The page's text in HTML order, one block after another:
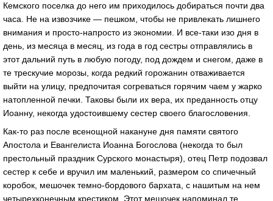
Кемского поселка до него им приходилось добираться почти два
часа. Не на извозчике — пешком, чтобы не привлекать лишнего
внимания и просто-напросто из экономии. И все-таки изо дня в
день, из месяца в месяц, из года в год сестры отправлялись в
этот дальний путь в любую погоду, под дождем и снегом, даже в
те трескучие морозы, когда редкий горожанин отваживается
выйти на улицу, предпочитая согреваться горячим чаем у жарко
натопленной печки. Таковы были их вера, их преданность отцу
Иоанну, некогда удостоившему сестер своего благословения.
Как-то раз после всенощной накануне дня памяти святого
Апостола и Евангелиста Иоанна Богослова (некогда то был
престольный праздник Сурского монастыря), отец Петр подозвал
сестер к себе и вручил им маленький, размером со спичечный
коробок, мешочек темно-бордового бархата, с нашитым на нем
четырехконечным крестиком. Этот мешочек напоминал те